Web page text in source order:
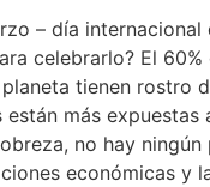
– día internacional
celebrarlo? El 60%
tienen rostro
más expuestas
no hay ningún
económicas y